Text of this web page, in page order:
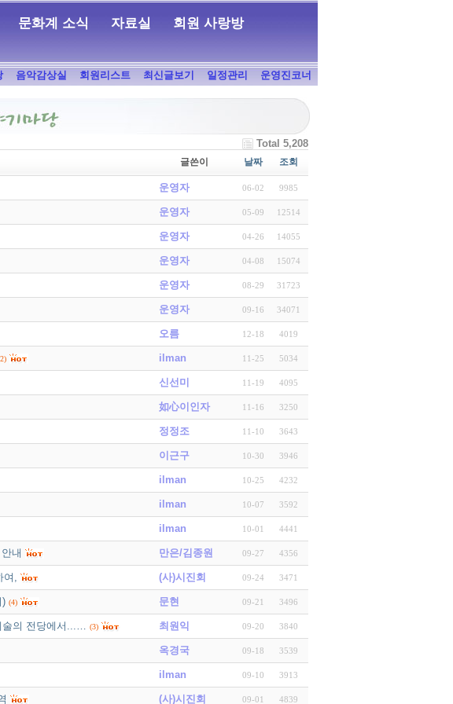
문화계 소식 자료실 회원 사랑방
음악감상실 회원리스트 최신글보기 일정관리 운영진코너
Total 5,208
글쓴이 날짜 조회
운영자 06-02 9985
운영자 05-09 12514
운영자 04-26 14055
운영자 04-08 15074
운영자 08-29 31723
운영자 09-16 34071
오름 12-18 4019
ilman 11-25 5034
신선미 11-19 4095
如心이인자 11-16 3250
정정조 11-10 3643
이근구 10-30 3946
ilman 10-25 4232
ilman 10-07 3592
ilman 10-01 4441
내 만은/김종원 09-27 4356
여, (사)시진회 09-24 3471
) (4) 문현 09-21 3496
술의 전당에서...… (3) 최원익 09-20 3840
옥경국 09-18 3539
ilman 09-10 3913
(사)시진회 09-01 4839